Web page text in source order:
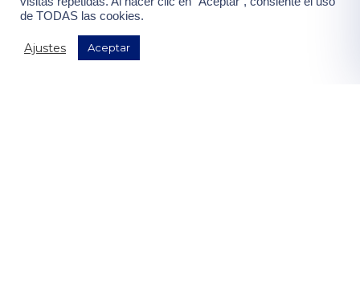
Consiento el uso de mis datos para el envío de la newsletter,
contenidas en la"política de privacidad".
de TODAS las cookies.
Ajustes Aceptar